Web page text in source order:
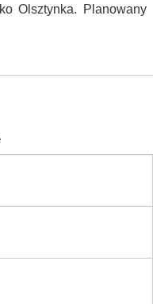
Olsztynka. Planowany